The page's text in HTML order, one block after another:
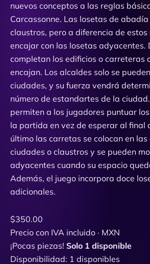
nuevos conceptos a las reglas
Carcassonne. Las losetas de
claustros, pero a diferencia de estos
encajar con las losetas adyacentes.
completan los edificios o carreteras
encajan. Los alcaldes solo se
ciudades, y su fuerza vendrá
número de estandartes de la
permiten a los jugadores puntuar
la partida en vez de esperar al final
último las carretas se colocan en
ciudades o claustros y se pueden
adyacentes cuando su espacio
Además, el juego incorpora doce
adicionales.
$350.00
Precio con IVA incluido · MXN
¡Pocas piezas! Solo 1 disponible
Disponibilidad: 1 disponibles